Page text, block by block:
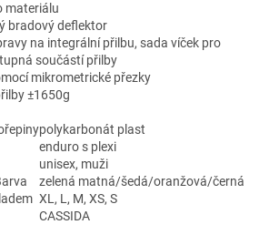
materiálu
bradový deflektor
na integrální přilbu, sada víček pro
součástí přilby
mikrometrické přezky
±1650g
polykarbonát plast
enduro s plexi
unisex, muži
zelená matná/šedá/oranžová/černá
XL, L, M, XS, S
CASSIDA